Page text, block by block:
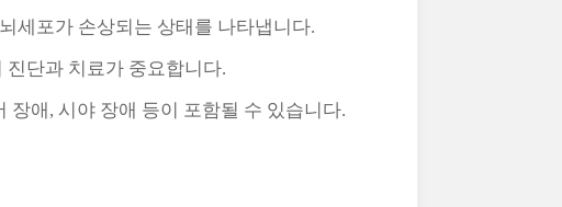
세포가 손상되는 상태를 나타냅니다.
진단과 치료가 중요합니다.
장애, 시야 장애 등이 포함될 수 있습니다.